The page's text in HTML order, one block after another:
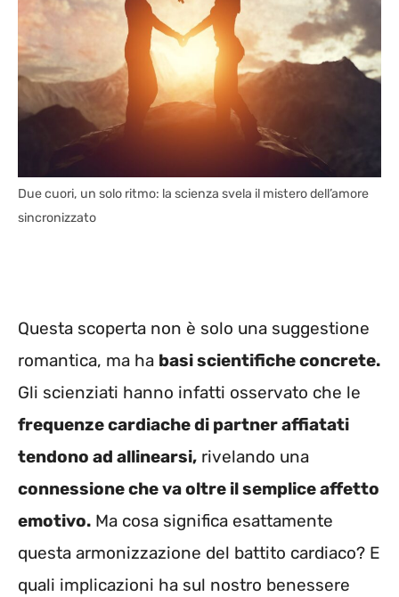
Due cuori, un solo ritmo: la scienza svela il mistero dell’amore
sincronizzato
Questa scoperta non è solo una suggestione
romantica, ma ha basi scientifiche concrete.
Gli scienziati hanno infatti osservato che le
frequenze cardiache di partner affiatati
tendono ad allinearsi, rivelando una
connessione che va oltre il semplice affetto
emotivo. Ma cosa significa esattamente
questa armonizzazione del battito cardiaco? E
quali implicazioni ha sul nostro benessere